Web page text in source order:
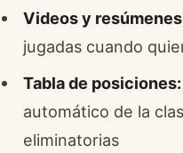
Videos y
jugadas cuando
Tabla de posiciones:
automático de la
eliminatorias